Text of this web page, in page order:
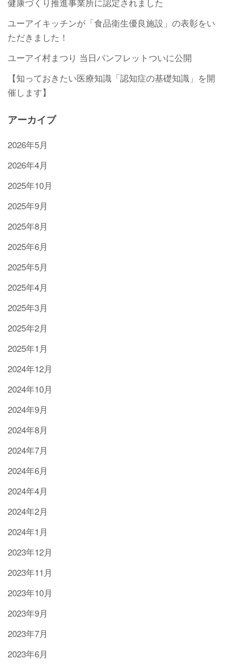
ユーアイキッチンが「食品衛生優良施設」の表彰をい
ただきました！
ユーアイ村まつり 当日パンフレットついに公開
【知っておきたい医療知識「認知症の基礎知識」を開
催します】
アーカイブ
2026年5月
2026年4月
2025年10月
2025年9月
2025年8月
2025年6月
2025年5月
2025年4月
2025年3月
2025年2月
2025年1月
2024年12月
2024年10月
2024年9月
2024年8月
2024年7月
2024年6月
2024年4月
2024年2月
2024年1月
2023年12月
2023年11月
2023年10月
2023年9月
2023年7月
2023年6月